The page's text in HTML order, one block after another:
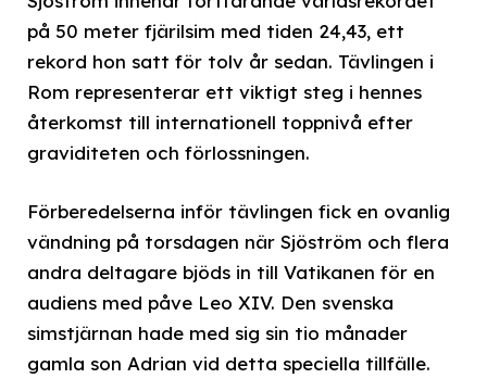
på 50 meter fjärilsim med tiden 24,43, ett
rekord hon satt för tolv år sedan. Tävlingen i
Rom representerar ett viktigt steg i hennes
återkomst till internationell toppnivå efter
graviditeten och förlossningen.
Förberedelserna inför tävlingen fick en ovanlig
vändning på torsdagen när Sjöström och flera
andra deltagare bjöds in till Vatikanen för en
audiens med påve Leo XIV. Den svenska
simstjärnan hade med sig sin tio månader
gamla son Adrian vid detta speciella tillfälle.